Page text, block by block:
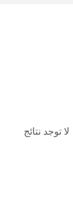
لا توجد نتائج